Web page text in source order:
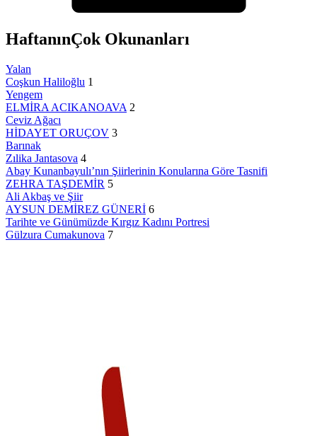
HaftanınÇok Okunanları
Yalan
Coşkun Haliloğlu 1
Yengem
ELMİRA ACIKANOAVA 2
Ceviz Ağacı
HİDAYET ORUÇOV 3
Barınak
Zılika Jantasova 4
Abay Kunanbayulı’nın Şiirlerinin Konularına Göre Tasnifi
ZEHRA TAŞDEMİR 5
Ali Akbaş ve Şiir
AYSUN DEMİREZ GÜNERİ 6
Tarihte ve Günümüzde Kırgız Kadını Portresi
Gülzura Cumakunova 7